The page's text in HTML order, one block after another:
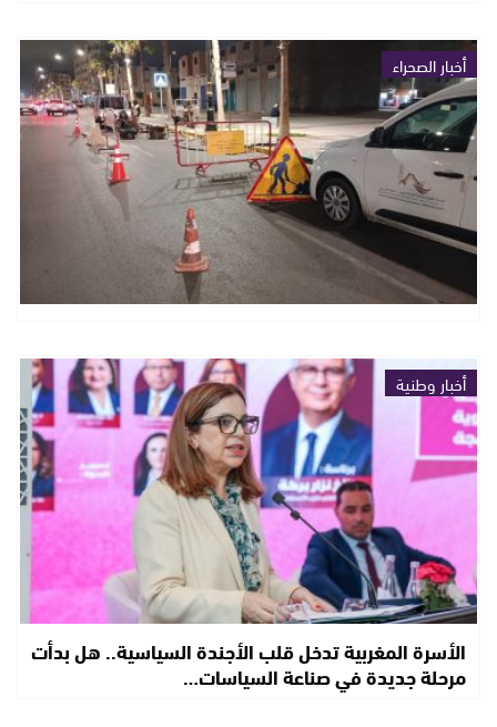
أخبار الصحراء
أخبار وطنية
الأسرة المغربية تدخل قلب الأجندة السياسية.. هل بدأت
مرحلة جديدة في صناعة السياسات…